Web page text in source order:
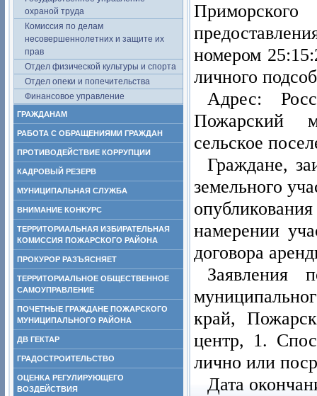
охраной труда
Комиссия по делам
несовершеннолетних и защите их
прав
Отдел физической культуры и спорта
Отдел опеки и попечительства
Финансовое управление
ГРАЖДАНАМ
РАБОТА С ОБРАЩЕНИЯМИ ГРАЖДАН
ПРОТИВОДЕЙСТВИЕ КОРРУПЦИИ
КАДРОВЫЙ РЕЗЕРВ
МУНИЦИПАЛЬНАЯ СЛУЖБА
ВНИМАНИЕ КОНКУРС
ТЕРРИТОРИАЛЬНАЯ ИЗБИРАТЕЛЬНАЯ
КОМИССИЯ ПОЖАРСКОГО РАЙОНА
ПРОКУРОР РАЗЪЯСНЯЕТ
ТЕРРИТОРИАЛЬНОЕ ОБЩЕСТВЕННОЕ
САМОУПРАВЛЕНИЕ
ПОЧЕТНЫЕ ГРАЖДАНЕ ПОЖАРСКОГО
МУНИЦИПАЛЬНОГО РАЙОНА
ДВ ГЕКТАР
ГРАДОСТРОИТЕЛЬСТВО
ОЦЕНКА РЕГУЛИРУЮЩЕГО
ВОЗДЕЙСТВИЯ
номером
личного
Адрес:
Пожарский
сельское
Граждане,
земельного
намерении
договора
Заявления
край,
центр, 1.
лично или
Дата